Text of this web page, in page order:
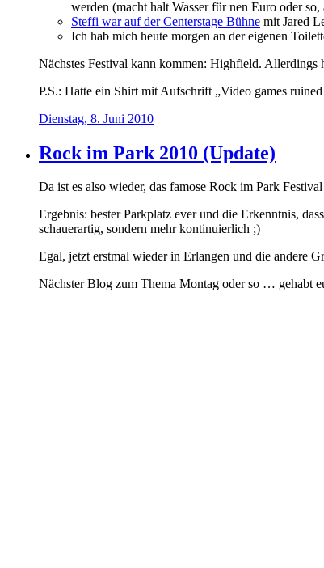
werden (macht halt Wasser für nen Euro oder
Steffi war auf der Centerstage Bühne mit Jared
Ich hab mich heute morgen an der eigenen
Nächstes Festival kann kommen: Highfield. Allerdings
P.S.: Hatte ein Shirt mit Aufschrift „Video games
Dienstag, 8. Juni 2010
Rock im Park 2010 (Update)
Da ist es also wieder, das famose Rock im Park
Ergebnis: bester Parkplatz ever und die Erkenntnis,
schauerartig, sondern mehr kontinuierlich ;)
Egal, jetzt erstmal wieder in Erlangen und die andere
Nächster Blog zum Thema Montag oder so … gehabt